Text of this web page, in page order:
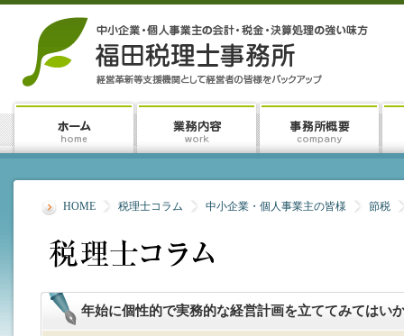
HOME 税理士コラム 中小企業・個人事業主の皆様 節税
年始に個性的で実務的な経営計画を立ててみてはい